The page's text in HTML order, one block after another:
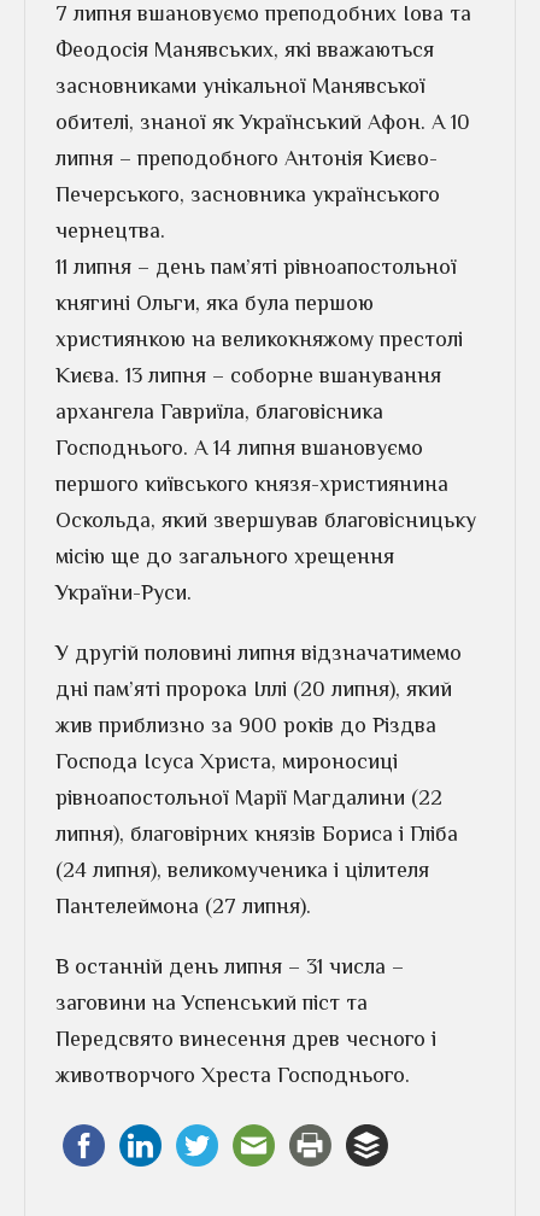
7 липня вшановуємо преподобних Іова та
Феодосія Манявських, які вважаються
засновниками унікальної Манявської
обителі, знаної як Український Афон. А 10
липня – преподобного Антонія Києво-
Печерського, засновника українського
чернецтва.
11 липня – день пам’яті рівноапостольної
княгині Ольги, яка була першою
християнкою на великокняжому престолі
Києва. 13 липня – соборне вшанування
архангела Гавриїла, благовісника
Господнього. А 14 липня вшановуємо
першого київського князя-християнина
Оскольда, який звершував благовісницьку
місію ще до загального хрещення
України-Руси.
У другій половині липня відзначатимемо
дні пам’яті пророка Іллі (20 липня), який
жив приблизно за 900 років до Різдва
Господа Ісуса Христа, мироносиці
рівноапостольної Марії Магдалини (22
липня), благовірних князів Бориса і Гліба
(24 липня), великомученика і цілителя
Пантелеймона (27 липня).
В останній день липня – 31 числа –
заговини на Успенський піст та
Передсвято винесення древ чесного і
животворчого Хреста Господнього.